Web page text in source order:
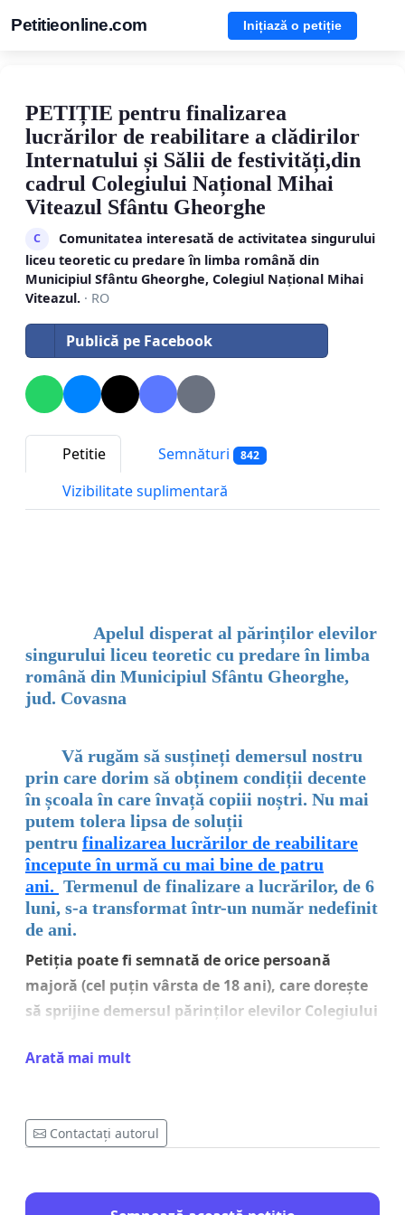
Petitieonline.com Inițiază o petiție
PETIȚIE pentru finalizarea
lucrărilor de reabilitare a clădirilor
Internatului și Sălii de festivități,din
cadrul Colegiului Național Mihai
Viteazul Sfântu Gheorghe
C
Comunitatea interesată de activitatea singurului
liceu teoretic cu predare în limba română din
Municipiul Sfântu Gheorghe, Colegiul Național Mihai
Viteazul. · RO
Publică pe Facebook
Petitie Semnături 842
Vizibilitate suplimentară
Apelul disperat al părinților elevilor
singurului liceu teoretic cu predare în limba
română din Municipiul Sfântu Gheorghe,
jud. Covasna
Vă rugăm să susțineți demersul nostru
prin care dorim să obținem condiții decente
în școala în care învață copiii noștri. Nu mai
putem tolera lipsa de soluții
pentru finalizarea lucrărilor de reabilitare
începute în urmă cu mai bine de patru
ani. Termenul de finalizare a lucrărilor, de 6
luni, s-a transformat într-un număr nedefinit
de ani.
Petiția poate fi semnată de orice persoană
majoră (cel puțin vârsta de 18 ani), care dorește
să sprijine demersul părinților elevilor Colegiului
Gheorghe, jud. Covasna.
Arată mai mult
Contactați autorul